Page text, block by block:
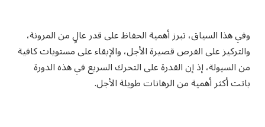
وفي هذا السياق، تبرز أهمية الحفاظ على قدر عالٍ من المرونة،
والتركيز على الفرص قصيرة الأجل، والإبقاء على مستويات كافية
من السيولة، إذ إن القدرة على التحرك السريع في هذه الدورة
باتت أكثر أهمية من الرهانات طويلة الأجل.